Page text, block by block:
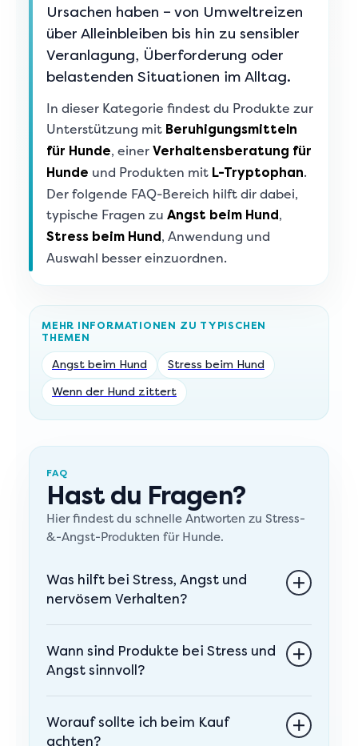
Ursachen haben – von Umweltreizen
über Alleinbleiben bis hin zu sensibler
Veranlagung, Überforderung oder
belastenden Situationen im Alltag.
In dieser Kategorie findest du Produkte zur
Unterstützung mit Beruhigungsmitteln
für Hunde, einer Verhaltensberatung für
Hunde und Produkten mit L-Tryptophan.
Der folgende FAQ-Bereich hilft dir dabei,
typische Fragen zu Angst beim Hund ,
Stress beim Hund , Anwendung und
Auswahl besser einzuordnen.
MEHR INFORMATIONEN ZU TYPISCHEN
THEMEN
Angst beim Hund
Stress beim Hund
Wenn der Hund zittert
FAQ
Hast du Fragen?
Hier findest du schnelle Antworten zu Stress-
&-Angst-Produkten für Hunde.
Was hilft bei Stress, Angst und
nervösem Verhalten?
spielen Umweltreize, Unsicherheit,
Alleinbleiben oder belastende Situationen
beim Hund
oder wenn der Hund zittert
können gut abgestimmte Ergänzungen, Ruhe
Wann sind Produkte bei Stress und
Angst sinnvoll?
können sinnvoll sein, wenn dein Hund zu
Worauf sollte ich beim Kauf
achten?